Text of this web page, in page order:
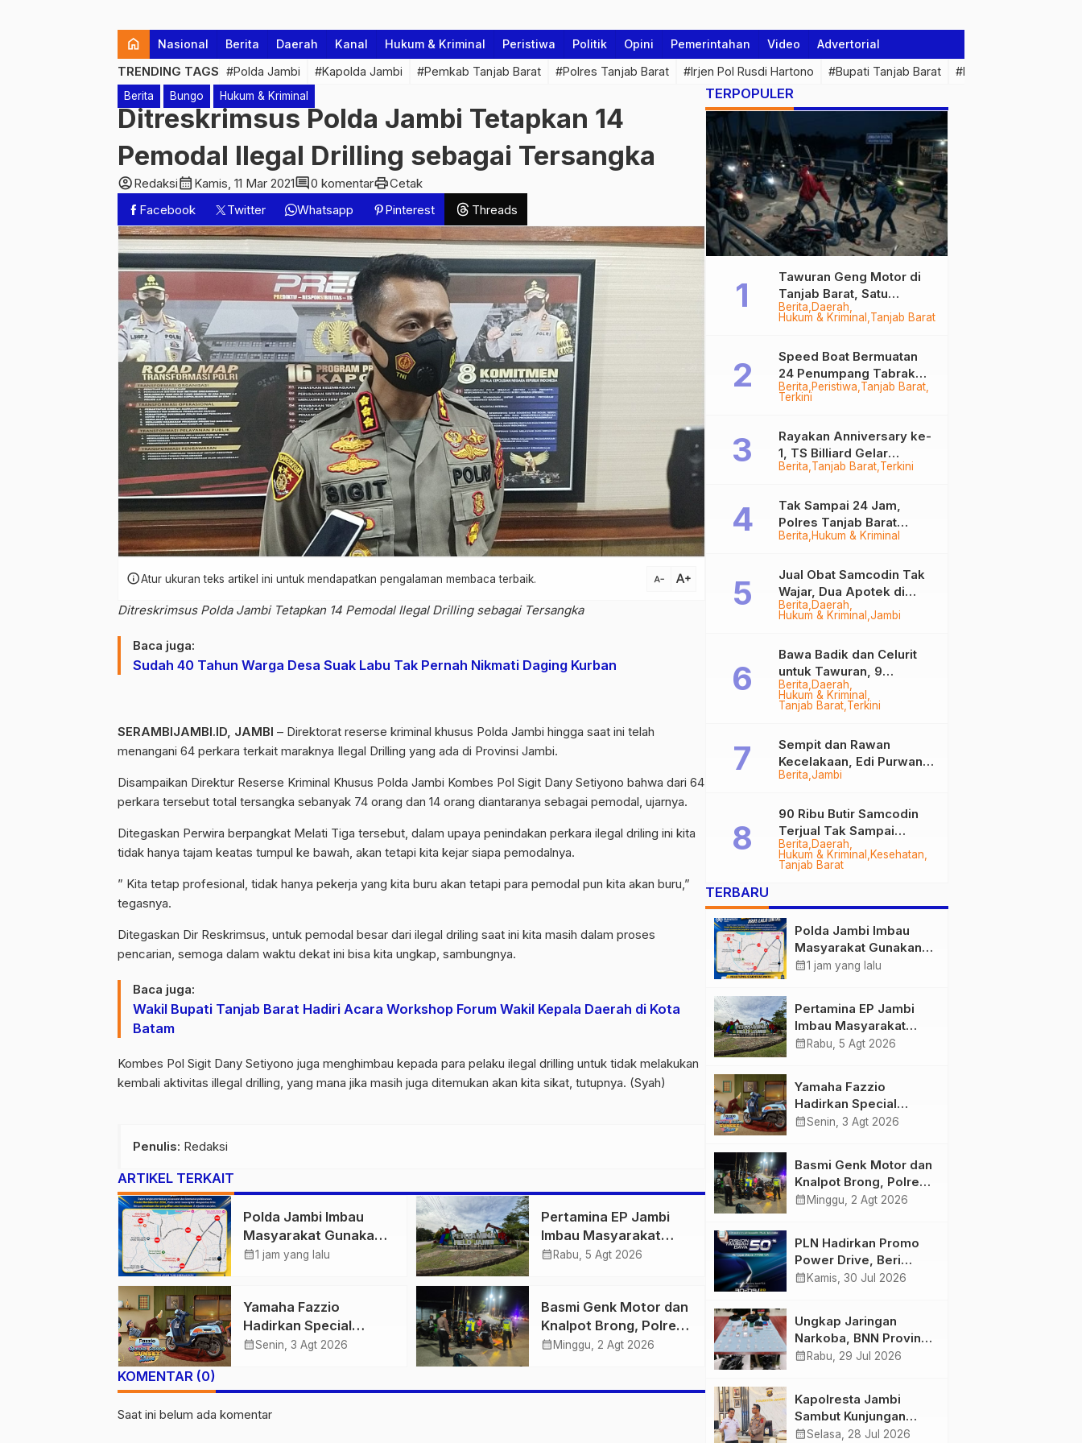
home Nasional Berita Daerah Kanal Hukum & Kriminal Peristiwa Politik Opini Pemerintahan Video Advertorial
TRENDING TAGS #Polda Jambi #Kapolda Jambi #Pemkab Tanjab Barat #Polres Tanjab Barat #Irjen Pol Rusdi Hartono #Bupati Tanjab Barat #Pemprov Jambi
Berita Bungo Hukum & Kriminal
Ditreskrimsus Polda Jambi Tetapkan 14
Pemodal Ilegal Drilling sebagai Tersangka
account_circleRedaksicalendar_month Kamis, 11 Mar 2021comment0 komentarprintCetak
Facebook
Twitter Whatsapp Pinterest Threads
infoAtur ukuran teks artikel ini untuk mendapatkan pengalaman membaca terbaik. text_decrease text_increase
Ditreskrimsus Polda Jambi Tetapkan 14 Pemodal Ilegal Drilling sebagai Tersangka
Baca juga:
Sudah 40 Tahun Warga Desa Suak Labu Tak Pernah Nikmati Daging Kurban
SERAMBIJAMBI.ID, JAMBI – Direktorat reserse kriminal khusus Polda Jambi hingga saat ini telah
menangani 64 perkara terkait maraknya Ilegal Drilling yang ada di Provinsi Jambi.
Disampaikan Direktur Reserse Kriminal Khusus Polda Jambi Kombes Pol Sigit Dany Setiyono bahwa dari 64
perkara tersebut total tersangka sebanyak 74 orang dan 14 orang diantaranya sebagai pemodal, ujarnya.
Ditegaskan Perwira berpangkat Melati Tiga tersebut, dalam upaya penindakan perkara ilegal driling ini kita
tidak hanya tajam keatas tumpul ke bawah, akan tetapi kita kejar siapa pemodalnya.
” Kita tetap profesional, tidak hanya pekerja yang kita buru akan tetapi para pemodal pun kita akan buru,”
tegasnya.
Ditegaskan Dir Reskrimsus, untuk pemodal besar dari ilegal driling saat ini kita masih dalam proses
pencarian, semoga dalam waktu dekat ini bisa kita ungkap, sambungnya.
Baca juga:
Wakil Bupati Tanjab Barat Hadiri Acara Workshop Forum Wakil Kepala Daerah di Kota
Batam
Kombes Pol Sigit Dany Setiyono juga menghimbau kepada para pelaku ilegal drilling untuk tidak melakukan
kembali aktivitas illegal drilling, yang mana jika masih juga ditemukan akan kita sikat, tutupnya. (Syah)
Penulis: Redaksi
ARTIKEL TERKAIT
Polda Jambi Imbau
Masyarakat Gunakan
Jalur Alternatif Selama
calendar_month1 jam yang lalu
Pertamina EP Jambi
Imbau Masyarakat
Tidak Beraktivitas di
Bersama
calendar_monthRabu, 5 Agt 2026
Yamaha Fazzio
Hadirkan Special
Edition Sunset Blue,
calendar_monthSenin, 3 Agt 2026
Basmi Genk Motor dan
Knalpot Brong, Polres
Tanjab Barat Amankan
calendar_monthMinggu, 2 Agt 2026
KOMENTAR (0)
Saat ini belum ada komentar
TERPOPULER
Berita Daerah
Hukum & Kriminal Tanjab Barat
Tawuran Geng Motor di
Tanjab Barat, Satu
Remaja Kritis Dibacok, 3
Pelaku Ditangkap
Berita Peristiwa Tanjab Barat
Terkini
Speed Boat Bermuatan
24 Penumpang Tabrak
Togok di Kuala Tungkal,
Berita Tanjab Barat Terkini
Rayakan Anniversary ke-
1, TS Billiard Gelar
Turnamen 9 Ball
Berita Hukum & Kriminal
Tak Sampai 24 Jam,
Polres Tanjab Barat
Ringkus Komplotan
Tungkal
Berita Daerah
Hukum & Kriminal Jambi
Jual Obat Samcodin Tak
Wajar, Dua Apotek di
Tanjab Barat Disegel
Berita Daerah
Hukum & Kriminal
Tanjab Barat Terkini
Bawa Badik dan Celurit
untuk Tawuran, 9
Anggota Geng Motor di
Tanjab Barat Diringkus
Berita Jambi
Sempit dan Rawan
Kecelakaan, Edi Purwanto
Targetkan Jalan Lintas
2028
Berita Daerah
Hukum & Kriminal
Kesehatan
Tanjab Barat
90 Ribu Butir Samcodin
Terjual Tak Sampai
Setahun, Indra Safari
Desak Audit Menyeluruh
TERBARU
Polda Jambi Imbau
Masyarakat Gunakan
Jalur Alternatif Selama
calendar_month1 jam yang lalu
Pertamina EP Jambi
Imbau Masyarakat
Tidak Beraktivitas di
Bersama
calendar_month Rabu, 5 Agt 2026
Yamaha Fazzio
Hadirkan Special
Edition Sunset Blue,
Semakin Skena
calendar_monthSenin, 3 Agt 2026
Basmi Genk Motor dan
Knalpot Brong, Polres
Tanjab Barat Amankan
calendar_month Minggu, 2 Agt 2026
PLN Hadirkan Promo
Power Drive, Beri
Diskon Tambah Daya
calendar_month Kamis, 30 Jul 2026
Ungkap Jaringan
Narkoba, BNN Provinsi
Jambi dan Bea Cukai
Butir Ekstasi dan 146
Gram Sabu
calendar_month Rabu, 29 Jul 2026
Kapolresta Jambi
Sambut Kunjungan
Ketua dan Pengurus
calendar_monthSelasa, 28 Jul 2026